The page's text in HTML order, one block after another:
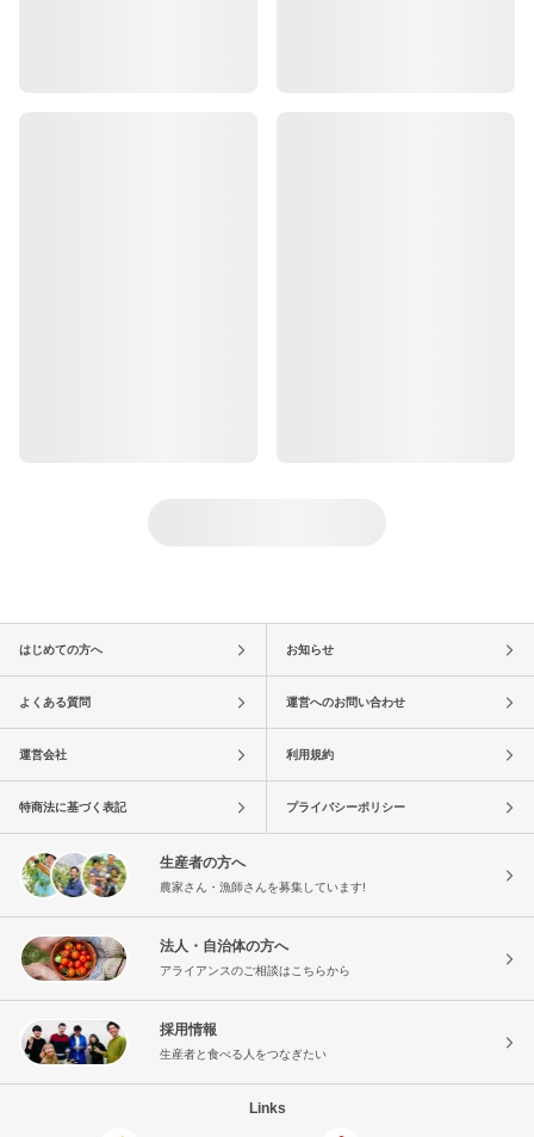
はじめての方へ お知らせ
よくある質問 運営へのお問い合わせ
運営会社 利用規約
特商法に基づく表記 プライバシーポリシー
生産者の方へ
農家さん・漁師さんを募集しています!
法人・自治体の方へ
アライアンスのご相談はこちらから
採用情報
生産者と食べる人をつなぎたい
Links